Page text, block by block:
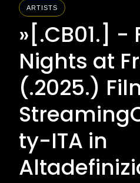
ARTISTS
»[.CB01.] -
Nights at
(.2025.)
ty-ITA in